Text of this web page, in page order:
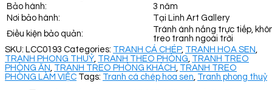
Bảo hành:
3 năm
Nơi bảo hành:
Tại Linh Art Gallery
Điều kiện bảo quản:
Tránh ánh nắng trực tiếp,
treo tranh ngoài trời
SKU: LCC0193 Categories: TRANH CÁ CHÉP, TRANH HOA SEN
TRANH PHONG THUỶ TRANH THEO PHÒNG TRANH TREO
PHÒNG ĂN TRANH TREO PHÒNG KHÁCH TRANH TREO
PHÒNG LÀM VIỆC Tags: Tranh cá chép hoa sen Tranh phong thuỷ